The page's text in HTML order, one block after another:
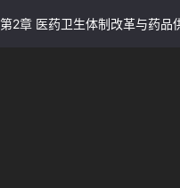
第2章 医药卫生体制改革与药品